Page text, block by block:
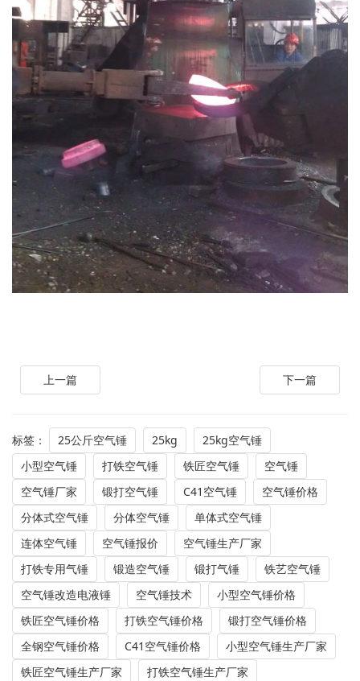
上一篇 下一篇
标签： 25公斤空气锤 25kg
25kg空气锤
小型空气锤
打铁空气锤 铁匠空气锤
空气锤
空气锤厂家
锻打空气锤 C41空气锤
空气锤价格
分体式空气锤
分体空气锤
单体式空气锤
连体空气锤
空气锤报价
空气锤生产厂家
打铁专用气锤
锻造空气锤 锻打气锤
铁艺空气锤
空气锤改造电液锤
空气锤技术
小型空气锤价格
铁匠空气锤价格
打铁空气锤价格
锻打空气锤价格
全钢空气锤价格
C41空气锤价格
小型空气锤生产厂家
铁匠空气锤生产厂家
打铁空气锤生产厂家